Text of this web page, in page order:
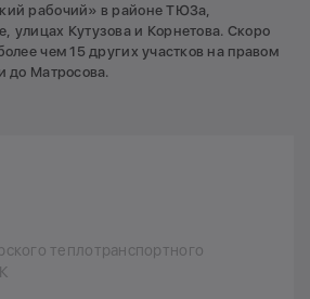
рабочий» в районе ТЮЗа,
улицах Кутузова и Корнетова. Скоро
чем 15 других участков на правом
до Матросова.
теплотранспортного